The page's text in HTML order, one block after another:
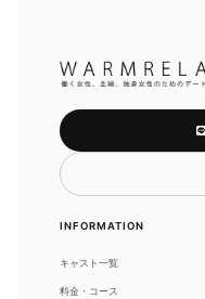
INFORMATION
キャスト一覧
料金・コース